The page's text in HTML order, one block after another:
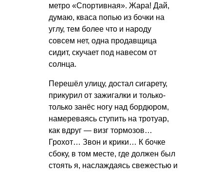
метро «Спортивная». Жара! Дай,
думаю, кваса попью из бочки на
углу, тем более что и народу
совсем нет, одна продавщица
сидит, скучает под навесом от
солнца.
Перешёл улицу, достал сигарету,
прикурил от зажигалки и только-
только занёс ногу над бордюром,
намереваясь ступить на тротуар,
как вдруг — визг тормозов…
Грохот… Звон и крики… К бочке
сбоку, в том месте, где должен был
стоять я, наслаждаясь свежестью и